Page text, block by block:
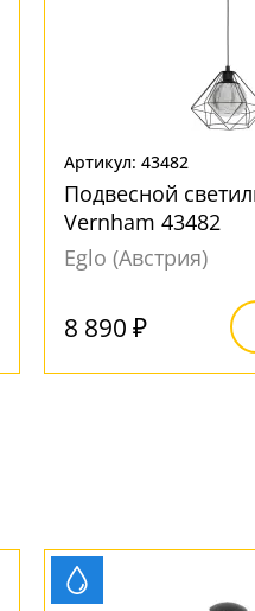
Артикул: 43482
Подвесной
Vernham 43482
Eglo (Австрия)
8 890 ₽